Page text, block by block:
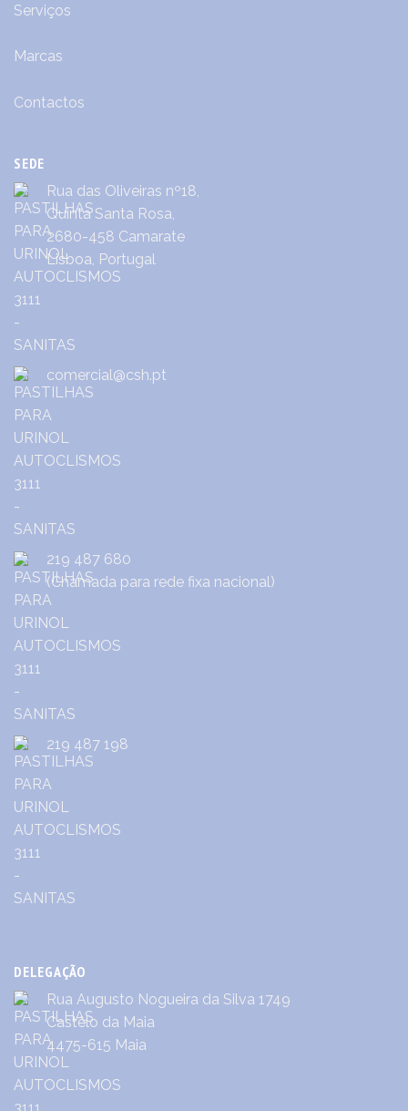
Serviços
Marcas
Contactos
SEDE
Rua das Oliveiras nº18,
Quinta Santa Rosa,
2680-458 Camarate
Lisboa, Portugal
comercial@csh.pt
219 487 680
(Chamada para rede fixa nacional)
219 487 198
DELEGAÇÃO
Rua Augusto Nogueira da Silva 1749
Castêlo da Maia
4475-615 Maia